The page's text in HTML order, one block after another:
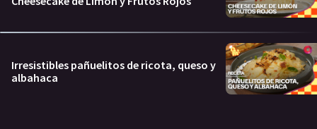
Irresistibles pañuelitos de ricota, queso y
albahaca